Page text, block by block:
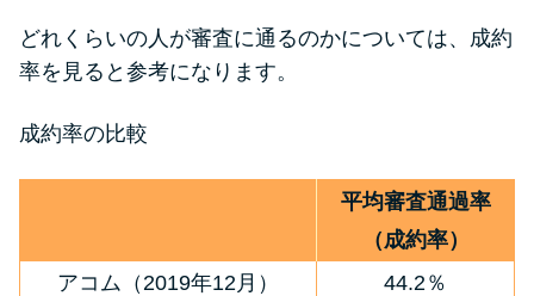
どれくらいの人が審査に通るのかについては、成約
率を見ると参考になります。
成約率の比較
平均審査通過率
（成約率）
アコム（2019年12月）
44.2％